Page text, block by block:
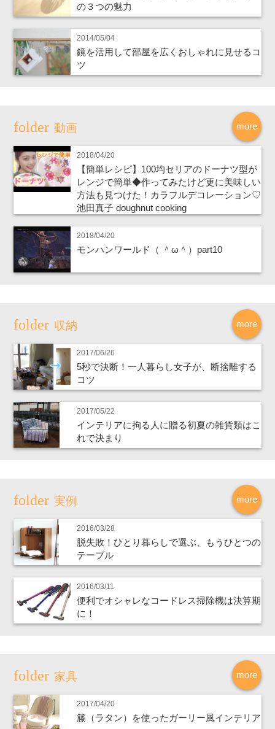
の３つの魅力
2014/05/04
鏡を活用して部屋を広くおしゃれに見せるコ
ツ
more
動画
2018/04/20
【簡単レシピ】100均セリアのドーナツ型が
レンジで簡単◆作ってみたけど更に美味しい
方法も見つけた！カラフルデコレーション♡
池田真子 doughnut cooking
2018/04/20
モンハンワールド（ ＾ω＾）part10
more
収納
2017/06/26
5秒で決断！一人暮らし女子が、断捨離する
コツ
2017/05/22
インテリアに拘る人に贈る初夏の雑貨類はこ
れで決まり
more
実例
2016/03/28
脱失敗！ひとり暮らしで選ぶ、もうひとつの
テーブル
2016/03/11
便利でオシャレなコードレス掃除機は決算期
に！
more
家具
2017/04/20
籐（ラタン）を使ったガーリー風インテリア